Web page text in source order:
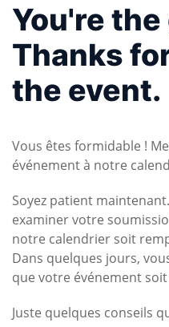
You're
Thanks
the event.
Vous êtes formidable !
événement à notre
Soyez patient
examiner votre
notre calendrier soit
Dans quelques jours,
que votre événement
Juste quelques conseils